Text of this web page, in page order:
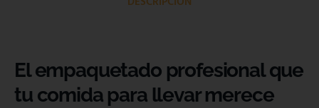
El empaquetado profesional que
tu comida para llevar merece